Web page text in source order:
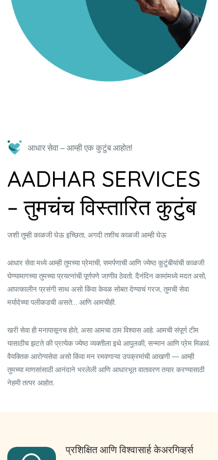
आधार सेवा–आम्ही एक कुटुंब आहोत!
AADHAR SERVICES
– तुमचंच विस्तारित कुटुंब
जशी तुम्ही काळजी घेऊ इच्छिता, अगदी तशीच काळजी आम्ही घेऊ
आधार सेवा मध्ये आम्ही तुमच्या प्रेमाची, समर्पणाची आणि ज्येष्ठ कुटुंबीयांची काळजी
घेण्यामागच्या तुमच्या प्रयत्नांची पूर्णपणे जाणीव ठेवतो. दैनंदिन कामांमध्ये मदत असो,
आपत्कालीन प्रसंगी साथ असो किंवा केवळ सोबत देण्याचं गरज, तुमची सेवा
मर्यादेच्या पलीकडची असते… आणि आमचीही.
खरी सेवा ही मनापासूनच होते, असा आमचा ठाम विश्वास आहे. आमची संपूर्ण टीम
यासाठीच झटते की प्रत्येक ज्येष्ठ व्यक्तीला इथे आपुलकी, सन्मान आणि प्रेम मिळावं.
वैयक्तिक आरोग्यसेवा असो किंवा मन रमवणाऱ्या उपक्रमांची आखणी — आम्ही
तुमच्या माणसांसाठी आनंदाने भरलेली आणि आधारभूत वातावरण तयार करण्यासाठी
नेहमी तत्पर आहोत.
प्रशिक्षित आणि विश्वासार्ह केअरगिव्हर्स